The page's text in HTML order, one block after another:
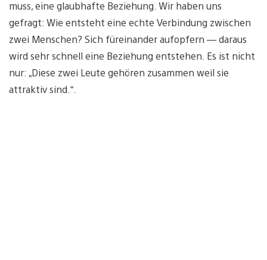
muss, eine glaubhafte Beziehung. Wir haben uns
gefragt: Wie entsteht eine echte Verbindung zwischen
zwei Menschen? Sich füreinander aufopfern — daraus
wird sehr schnell eine Beziehung entstehen. Es ist nicht
nur: „Diese zwei Leute gehören zusammen weil sie
attraktiv sind.“.